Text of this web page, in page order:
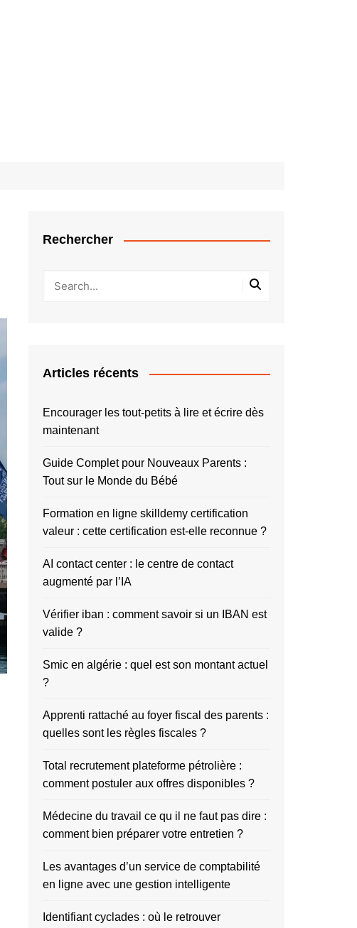
Rechercher
Articles récents
Encourager les tout-petits à lire et écrire dès
maintenant
Guide Complet pour Nouveaux Parents :
Tout sur le Monde du Bébé
Formation en ligne skilldemy certification
valeur : cette certification est-elle reconnue ?
AI contact center : le centre de contact
augmenté par l’IA
Vérifier iban : comment savoir si un IBAN est
valide ?
Smic en algérie : quel est son montant actuel
?
Apprenti rattaché au foyer fiscal des parents :
quelles sont les règles fiscales ?
Total recrutement plateforme pétrolière :
comment postuler aux offres disponibles ?
Médecine du travail ce qu il ne faut pas dire :
comment bien préparer votre entretien ?
Les avantages d’un service de comptabilité
en ligne avec une gestion intelligente
Identifiant cyclades : où le retrouver